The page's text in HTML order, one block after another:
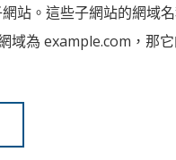
站。這些子網站的網域
域為 example.com，那